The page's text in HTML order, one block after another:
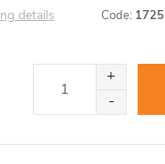
details Code: 1725